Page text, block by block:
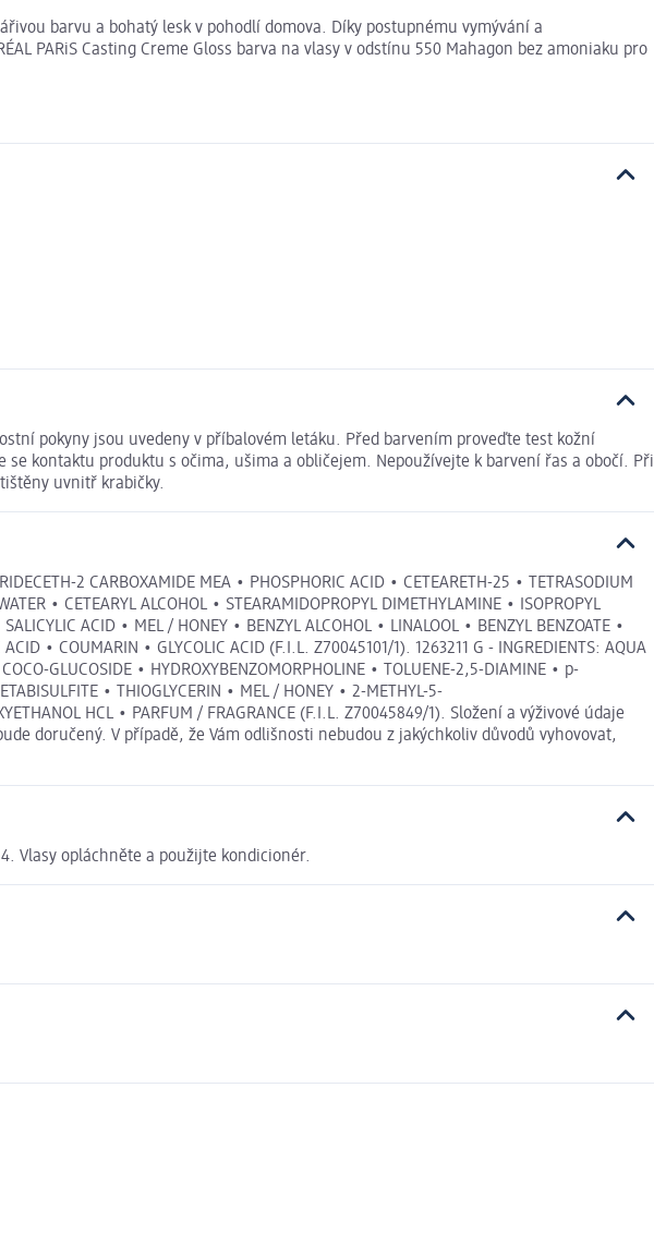
barvu a bohatý lesk v pohodlí domova. Díky postupnému vymývání a
PARiS Casting Creme Gloss barva na vlasy v odstínu 550 Mahagon bez amoniaku pro
pokyny jsou uvedeny v příbalovém letáku. Před barvením proveďte test kožní
kontaktu produktu s očima, ušima a obličejem. Nepoužívejte k barvení řas a obočí. Při
uvnitř krabičky.
2 CARBOXAMIDE MEA • PHOSPHORIC ACID • CETEARETH-25 • TETRASODIUM
• CETEARYL ALCOHOL • STEARAMIDOPROPYL DIMETHYLAMINE • ISOPROPYL
ACID • MEL / HONEY • BENZYL ALCOHOL • LINALOOL • BENZYL BENZOATE •
• COUMARIN • GLYCOLIC ACID (F.I.L. Z70045101/1). 1263211 G - INGREDIENTS: AQUA
GLUCOSIDE • HYDROXYBENZOMORPHOLINE • TOLUENE-2,5-DIAMINE • p-
• THIOGLYCERIN • MEL / HONEY • 2-METHYL-5-
HCL • PARFUM / FRAGRANCE (F.I.L. Z70045849/1). Složení a výživové údaje
doručený. V případě, že Vám odlišnosti nebudou z jakýchkoliv důvodů vyhovovat,
Vlasy opláchněte a použijte kondicionér.